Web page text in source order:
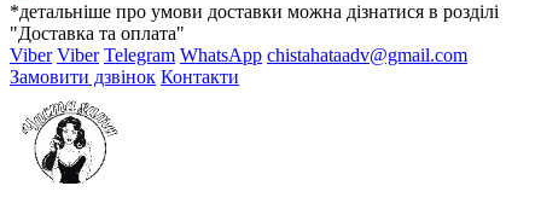
*детальніше про умови доставки можна дізнатися в розділі
"Доставка та оплата"
Viber Viber Telegram WhatsApp chistahataadv@gmail.com
Замовити дзвінок Контакти